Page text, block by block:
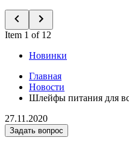
Item 1 of 12
Новинки
Главная
Новости
Шлейфы питания для
27.11.2020
Задать вопрос